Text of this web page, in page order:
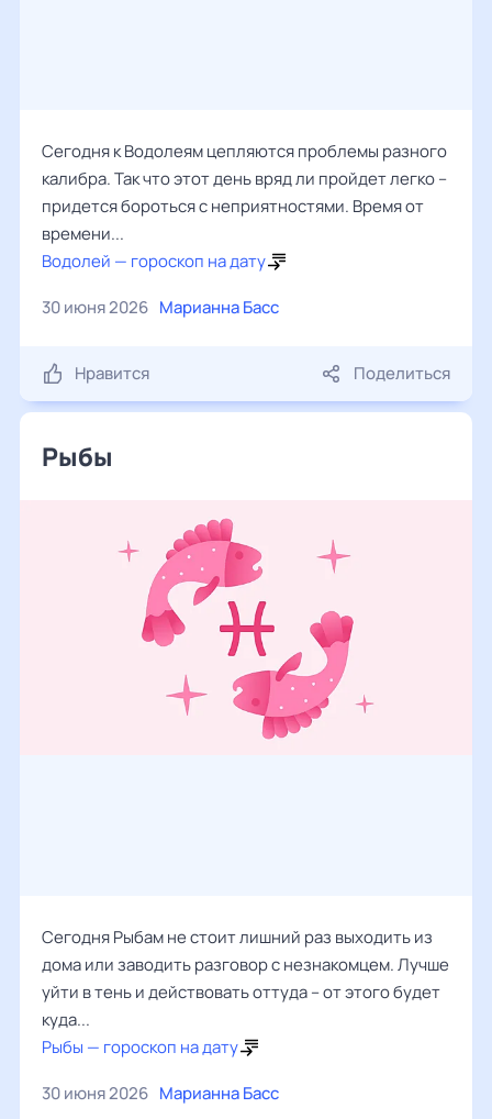
Сегодня к Водолеям цепляются проблемы разного
калибра. Так что этот день вряд ли пройдет легко –
придется бороться с неприятностями. Время от
времени...
Водолей — гороскоп на дату
30 июня 2026 Марианна Басс
Нравится Поделиться
Рыбы
Сегодня Рыбам не стоит лишний раз выходить из
дома или заводить разговор с незнакомцем. Лучше
уйти в тень и действовать оттуда – от этого будет
куда...
Рыбы — гороскоп на дату
30 июня 2026 Марианна Басс